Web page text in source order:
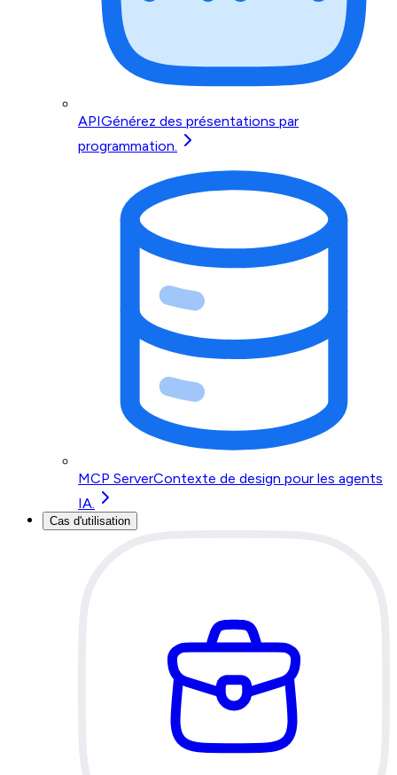
APIGénérez des présentations par
programmation.
MCP ServerContexte de design pour les agents
IA.
Cas d'utilisation